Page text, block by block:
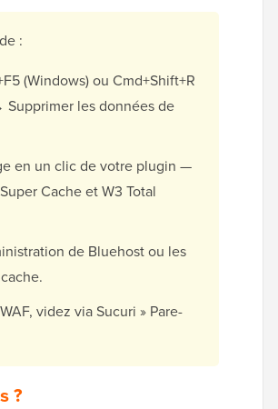
:
(Windows) ou Cmd+Shift+R
les données de
en un clic de votre plugin —
Cache et W3 Total
de Bluehost ou les
videz via Sucuri » Pare-
?